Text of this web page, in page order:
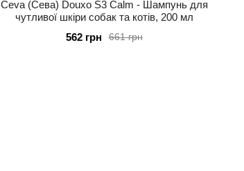
Ceva (Сева) Douxo S3 Calm - Шампунь для
чутливої ​​шкіри собак та котів, 200 мл
661 грн
562 грн